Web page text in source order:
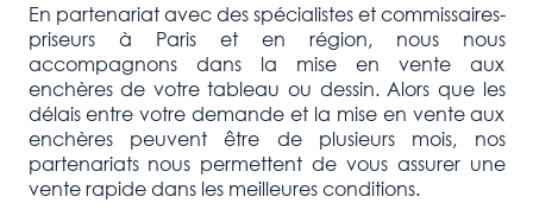
En partenariat avec des spécialistes et commissaires-
priseurs à Paris et en région, nous nous
accompagnons dans la mise en vente aux
enchères de votre tableau ou dessin. Alors que les
délais entre votre demande et la mise en vente aux
enchères peuvent être de plusieurs mois, nos
partenariats nous permettent de vous assurer une
vente rapide dans les meilleures conditions.